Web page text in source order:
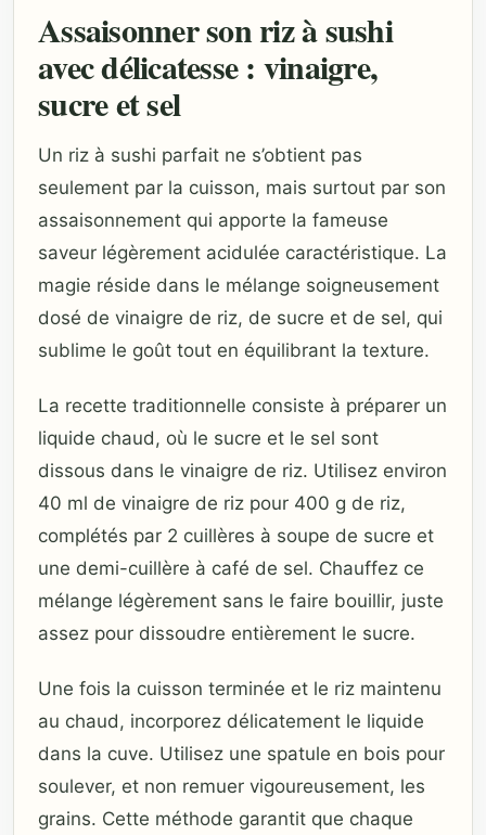
Assaisonner son riz à sushi
avec délicatesse : vinaigre,
sucre et sel
Un riz à sushi parfait ne s’obtient pas
seulement par la cuisson, mais surtout par son
assaisonnement qui apporte la fameuse
saveur légèrement acidulée caractéristique. La
magie réside dans le mélange soigneusement
dosé de vinaigre de riz, de sucre et de sel, qui
sublime le goût tout en équilibrant la texture.
La recette traditionnelle consiste à préparer un
liquide chaud, où le sucre et le sel sont
dissous dans le vinaigre de riz. Utilisez environ
40 ml de vinaigre de riz pour 400 g de riz,
complétés par 2 cuillères à soupe de sucre et
une demi-cuillère à café de sel. Chauffez ce
mélange légèrement sans le faire bouillir, juste
assez pour dissoudre entièrement le sucre.
Une fois la cuisson terminée et le riz maintenu
au chaud, incorporez délicatement le liquide
dans la cuve. Utilisez une spatule en bois pour
soulever, et non remuer vigoureusement, les
grains. Cette méthode garantit que chaque